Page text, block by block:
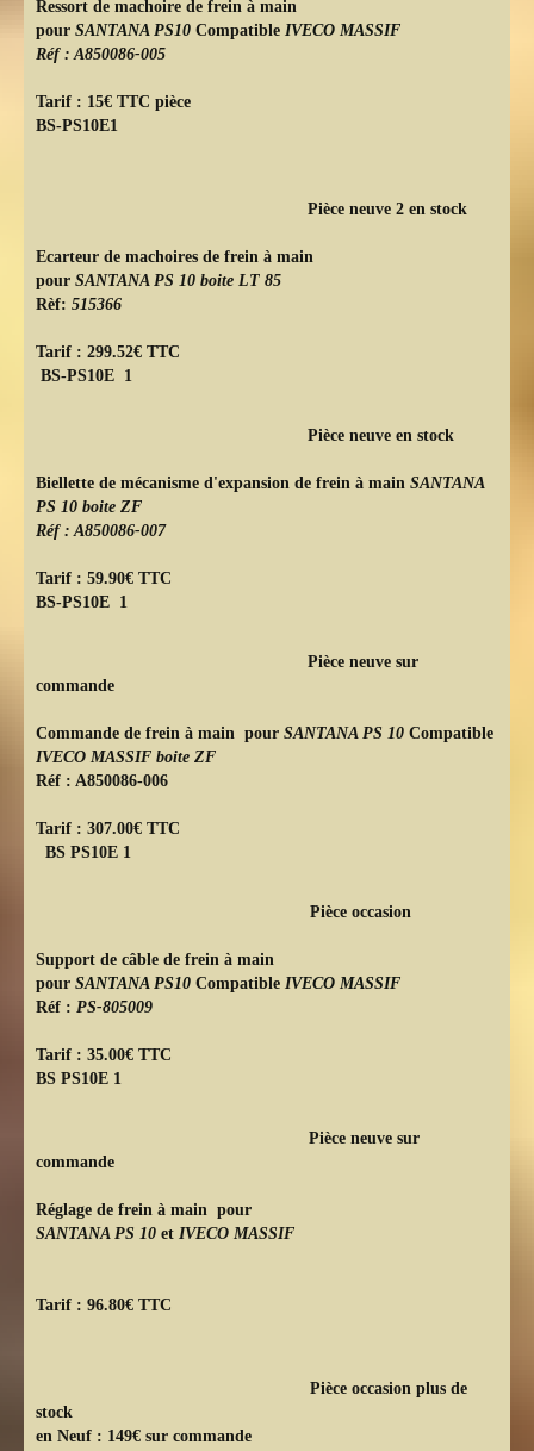
Ressort de machoire de frein à main
pour SANTANA PS10 Compatible IVECO MASSIF
Réf : A850086-005
Tarif : 15€ TTC pièce
BS-PS10E1
Pièce neuve 2 en stock
Ecarteur de machoires de frein à main
pour SANTANA PS 10 boite LT 85
Rèf: 515366
Tarif : 299.52€ TTC
BS-PS10E 1
Pièce neuve en stock
Biellette de mécanisme d'expansion de frein à main SANTANA
PS 10 boite ZF
Réf : A850086-007
Tarif : 59.90€ TTC
BS-PS10E 1
Pièce neuve sur
commande
Commande de frein à main pour SANTANA PS 10 Compatible
IVECO MASSIF boite ZF
Réf : A850086-006
Tarif : 307.00€ TTC
BS PS10E 1
Pièce occasion
Support de câble de frein à main
pour SANTANA PS10 Compatible IVECO MASSIF
Réf : PS-805009
Tarif : 35.00€ TTC
BS PS10E 1
Pièce neuve sur
commande
Réglage de frein à main pour
SANTANA PS 10 et IVECO MASSIF
Tarif : 96.80€ TTC
Pièce occasion plus de
stock
en Neuf : 149€ sur commande